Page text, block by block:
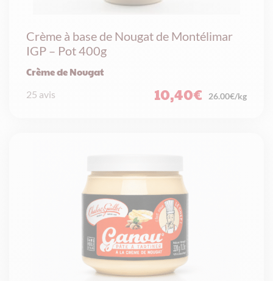
Crème à base de Nougat de Montélimar
IGP – Pot 400g
Crème de Nougat
10,40€ 26.00€/kg
25 avis